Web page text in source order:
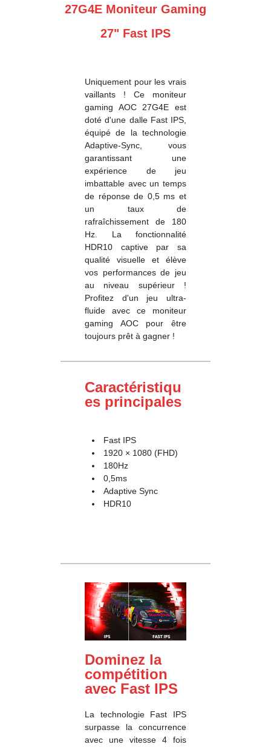
27G4E Moniteur Gaming
27" Fast IPS
Uniquement pour les vrais
vaillants ! Ce moniteur
gaming AOC 27G4E est
doté d'une dalle Fast IPS,
équipé de la technologie
Adaptive-Sync, vous
garantissant une
expérience de jeu
imbattable avec un temps
de réponse de 0,5 ms et
un taux de
rafraîchissement de 180
Hz. La fonctionnalité
HDR10 captive par sa
qualité visuelle et élève
vos performances de jeu
au niveau supérieur !
Profitez d'un jeu ultra-
fluide avec ce moniteur
gaming AOC pour être
toujours prêt à gagner !
Caractéristiqu
es principales
Fast IPS
1920 × 1080 (FHD)
180Hz
0,5ms
Adaptive Sync
HDR10
Dominez la
compétition
avec Fast IPS
La technologie Fast IPS
surpasse la concurrence
avec une vitesse 4 fois